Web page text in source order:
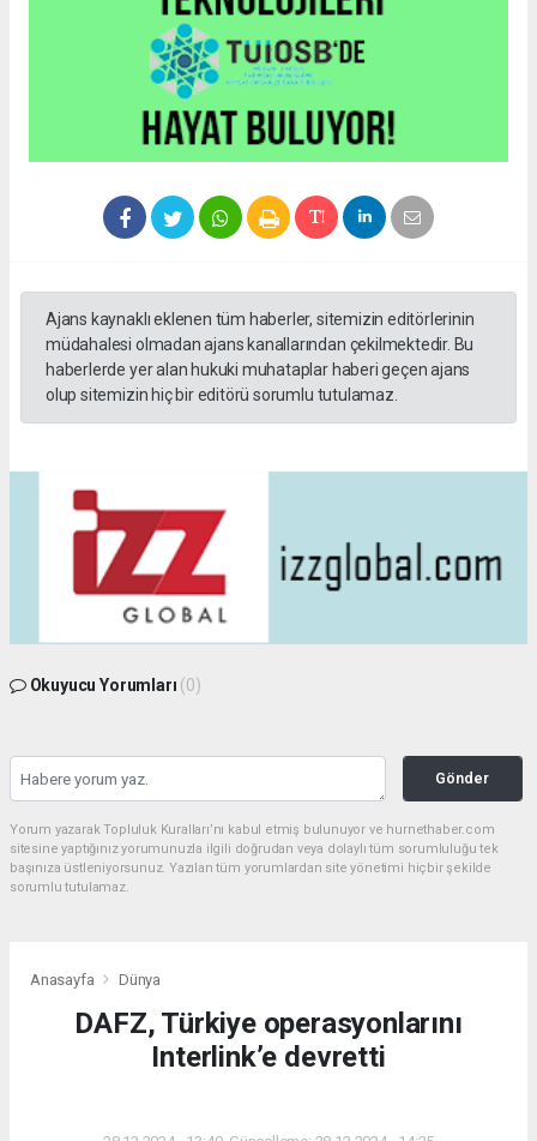
Ajans kaynaklı eklenen tüm haberler, sitemizin editörlerinin
müdahalesi olmadan ajans kanallarından çekilmektedir. Bu
haberlerde yer alan hukuki muhataplar haberi geçen ajans
olup sitemizin hiç bir editörü sorumlu tutulamaz.
Okuyucu Yorumları (0)
Gönder
Yorum yazarak Topluluk Kuralları’nı kabul etmiş bulunuyor ve hurnethaber.com
sitesine yaptığınız yorumunuzla ilgili doğrudan veya dolaylı tüm sorumluluğu tek
başınıza üstleniyorsunuz. Yazılan tüm yorumlardan site yönetimi hiçbir şekilde
sorumlu tutulamaz.
Anasayfa Dünya
DAFZ, Türkiye operasyonlarını
Interlink’e devretti